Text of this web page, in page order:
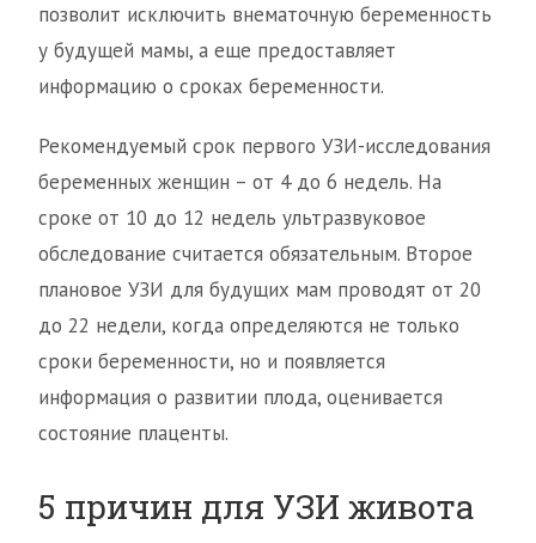
позволит исключить внематочную беременность
у будущей мамы, а еще предоставляет
информацию о сроках беременности.
Рекомендуемый срок первого УЗИ-исследования
беременных женщин – от 4 до 6 недель. На
сроке от 10 до 12 недель ультразвуковое
обследование считается обязательным. Второе
плановое УЗИ для будущих мам проводят от 20
до 22 недели, когда определяются не только
сроки беременности, но и появляется
информация о развитии плода, оценивается
состояние плаценты.
5 причин для УЗИ живота